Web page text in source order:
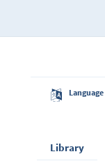
Language
Library